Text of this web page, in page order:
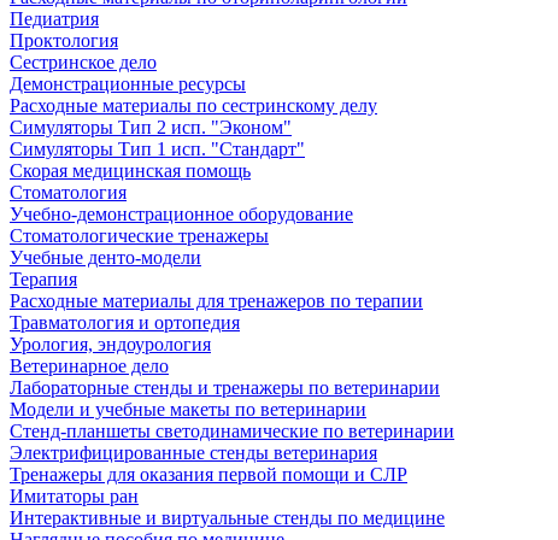
Педиатрия
Проктология
Сестринское дело
Демонстрационные ресурсы
Расходные материалы по сестринскому делу
Симуляторы Тип 2 исп. "Эконом"
Симуляторы Тип 1 исп. "Стандарт"
Скорая медицинская помощь
Стоматология
Учебно-демонстрационное оборудование
Стоматологические тренажеры
Учебные денто-модели
Терапия
Расходные материалы для тренажеров по терапии
Травматология и ортопедия
Урология, эндоурология
Ветеринарное дело
Лабораторные стенды и тренажеры по ветеринарии
Модели и учебные макеты по ветеринарии
Стенд-планшеты светодинамические по ветеринарии
Электрифицированные стенды ветеринария
Тренажеры для оказания первой помощи и СЛР
Имитаторы ран
Интерактивные и виртуальные стенды по медицине